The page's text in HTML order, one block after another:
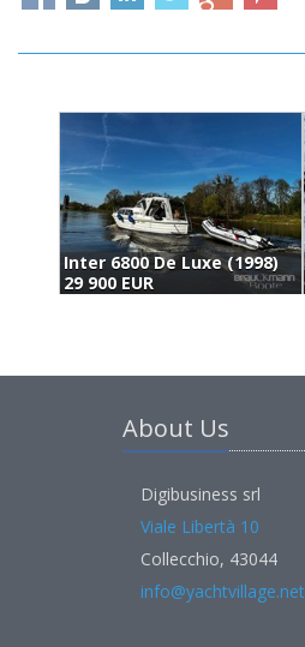
Inter 6800 De Luxe (1998)
29 900 EUR
About Us
Digibusiness srl
Viale Libertà 10
Collecchio, 43044
info@yachtvillage.net